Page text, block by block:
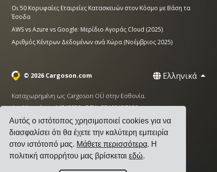
Αυτός ο ιστότοπος χρησιμοποιεί cookies για να
διασφαλίσει ότι θα έχετε την καλύτερη εμπειρία
στον ιστότοπό μας. Μάθετε περισσότερα. Η
πολιτική απορρήτου μας βρίσκεταιεδώ.
Οι 50 Κορυφαίες Εταιρείες Κατασκευών στον Κόσμο με Βάση τα
Έσοδα
AWS vs Azure vs Google: Μερίδιο Αγοράς Cloud (2025)
Αριθμός Κέντρων Δεδομένων ανά Χώρα (Νοέμβριος 2025)
© 2026 Cargoson.com Ελληνικά
Καταχωρημένη ως Cargoson OÜ στην Εσθονία.
Αρ. Μητρώου: 14545832. ΦΠΑ: EE102137680.
Έδρα: Pärnu mnt. 141, 11314 Ταλίν, Εσθονία
+372 5555 0028 · hello@cargoson.com
Όροι Χρήσης | Πολιτική Απορρήτου|Πολιτική Cookies